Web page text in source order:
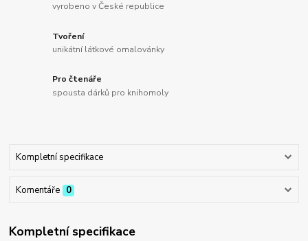
vyrobeno v České republice
Tvoření
unikátní látkové omalovánky
Pro čtenáře
spousta dárků pro knihomoly
Kompletní specifikace
Komentáře 0
Kompletní specifikace